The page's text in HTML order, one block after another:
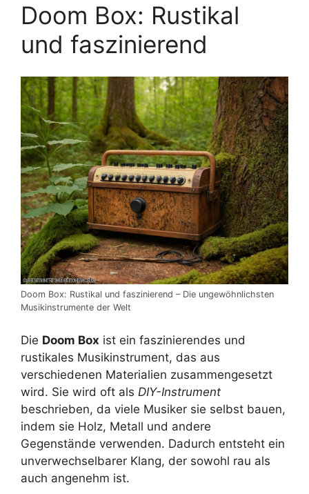
Doom Box: Rustikal
und faszinierend
Doom Box: Rustikal und faszinierend – Die ungewöhnlichsten
Musikinstrumente der Welt
Die Doom Box ist ein faszinierendes und
rustikales Musikinstrument, das aus
verschiedenen Materialien zusammengesetzt
wird. Sie wird oft als DIY-Instrument
beschrieben, da viele Musiker sie selbst bauen,
indem sie Holz, Metall und andere
Gegenstände verwenden. Dadurch entsteht ein
unverwechselbarer Klang, der sowohl rau als
auch angenehm ist.